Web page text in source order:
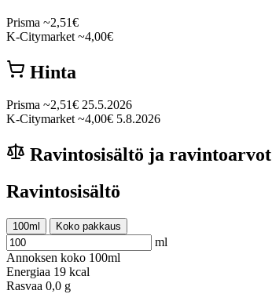
Prisma ~2,51€
K-Citymarket ~4,00€
Hinta
Prisma ~2,51€ 25.5.2026
K-Citymarket ~4,00€ 5.8.2026
Ravintosisältö ja ravintoarvot
Ravintosisältö
100ml Koko pakkaus
ml
Annoksen koko 100ml
Energiaa 19 kcal
Rasvaa 0,0 g